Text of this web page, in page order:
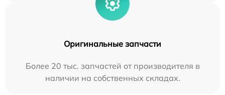
Оригинальные запчасти
Более 20 тыс. запчастей от производителя в
наличии на собственных складах.